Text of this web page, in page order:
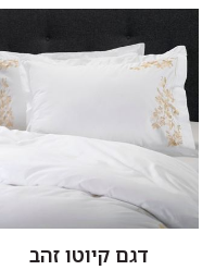
דגם קיוטו זהב